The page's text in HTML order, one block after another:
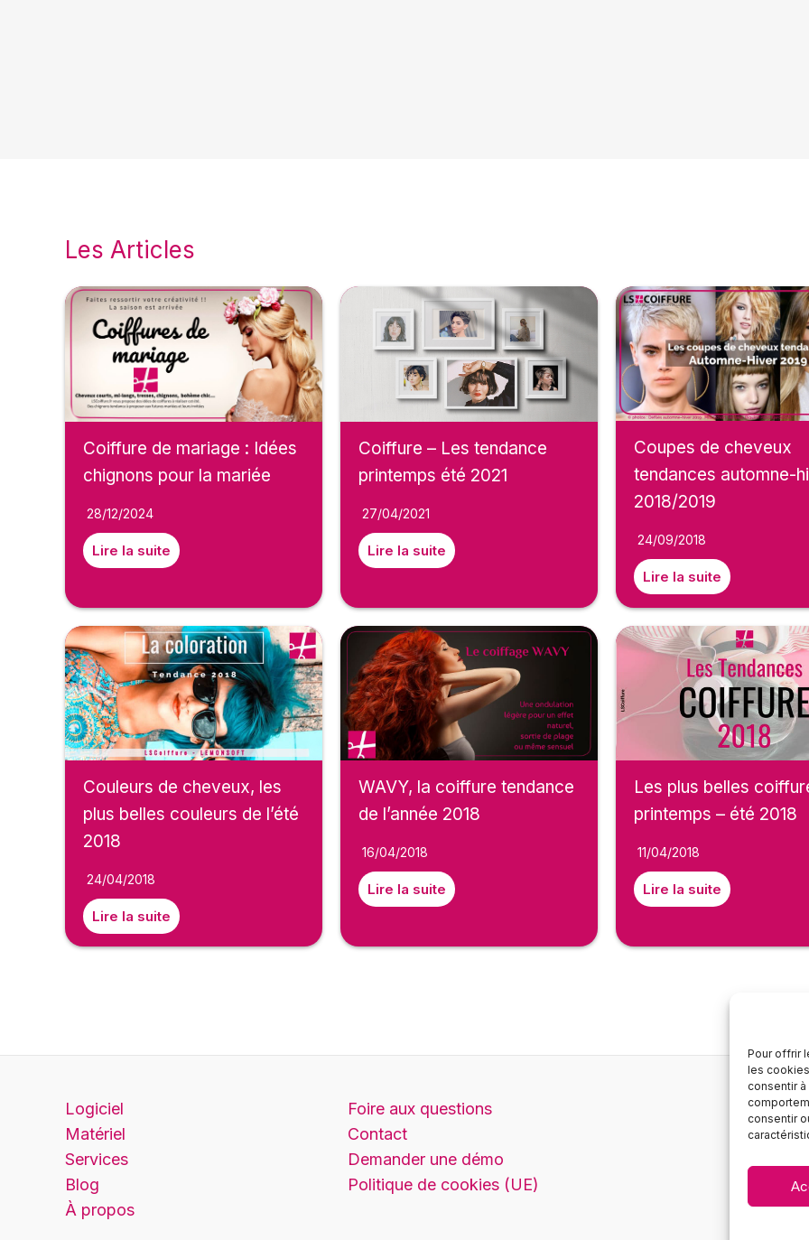
Pour offrir
les
consentir
consentir
Les Articles
Coiffure de mariage : Idées
chignons pour la mariée
28/12/2024
Lire la suite
Coiffure – Les tendance
printemps été 2021
27/04/2021
Lire la suite
Coupes de cheveux
tendances automne-
2018/2019
24/09/2018
Lire la suite
Couleurs de cheveux, les
plus belles couleurs de l’été
2018
24/04/2018
Lire la suite
WAVY, la coiffure tendance
de l’année 2018
16/04/2018
Lire la suite
Les plus belles
printemps – été 2018
11/04/2018
Lire la suite
Logiciel
Matériel
Services
Blog
À propos
Foire aux questions
Contact
Demander une démo
Politique de cookies (UE)